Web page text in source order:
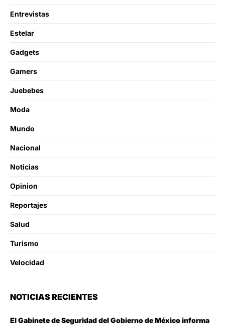
Entrevistas
Estelar
Gadgets
Gamers
Juebebes
Moda
Mundo
Nacional
Noticias
Opinion
Reportajes
Salud
Turismo
Velocidad
NOTICIAS RECIENTES
El Gabinete de Seguridad del Gobierno de México informa